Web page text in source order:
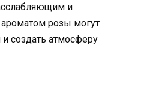
и
розы могут
создать атмосферу